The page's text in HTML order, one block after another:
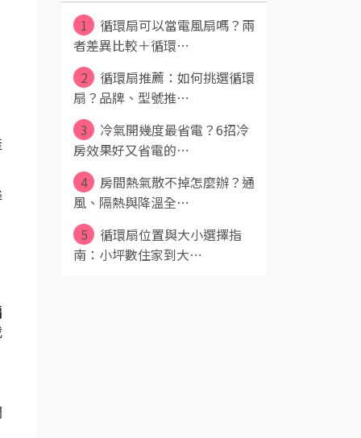
1
循環扇可以當電風扇嗎？兩
者差異比較＋循環⋯
2
循環扇推薦：如何挑選循環
扇？品牌、型號推⋯
3
冷氣開幾度最省電？6招冷
房效果好又省電的⋯
4
房間熱氣散不掉怎麼辦？通
風、隔熱與降溫全⋯
5
循環扇位置與大小選擇指
南：小坪數住家到大⋯